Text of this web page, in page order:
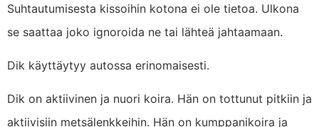
Suhtautumisesta kissoihin kotona ei ole tietoa. Ulkona
se saattaa joko ignoroida ne tai lähteä jahtaamaan.
Dik käyttäytyy autossa erinomaisesti.
Dik on aktiivinen ja nuori koira. Hän on tottunut pitkiin ja
aktiivisiin metsälenkkeihin. Hän on kumppanikoira ja